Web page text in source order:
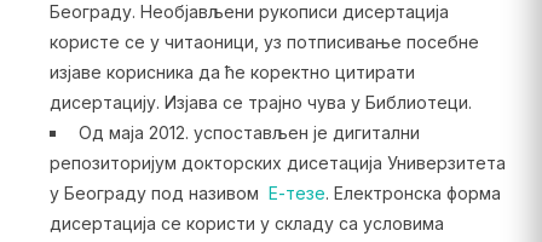
Београду. Необјављени рукописи дисертација
користе се у читаоници, уз потписивање посебне
изјаве корисника да ће коректно цитирати
дисертацију. Изјава се трајно чува у Библиотеци.
Од маја 2012. успостављен је дигитални
репозиторијум докторских дисетација Универзитета
у Београду под називом Е-тезе. Електронска форма
дисертација се користи у складу са условима